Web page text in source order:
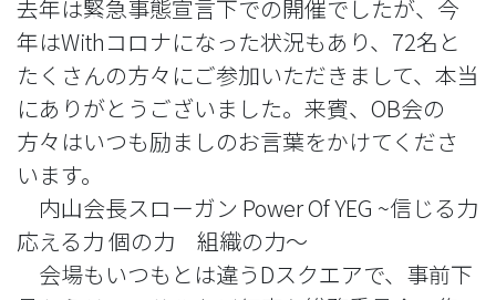
去年は緊急事態宣言下での開催でしたが、今
年はWithコロナになった状況もあり、72名と
たくさんの方々にご参加いただきまして、本当
にありがとうございました。来賓、OB会の
方々はいつも励ましのお言葉をかけてくださ
います。
内山会長スローガン Power Of YEG ~信じる力
応える力 個の力 組織の力〜
会場もいつもとは違うDスクエアで、事前下